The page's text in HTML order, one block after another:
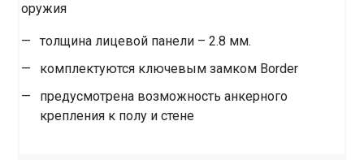
оружия
толщина лицевой панели – 2.8 мм.
комплектуются ключевым замком Border
предусмотрена возможность анкерного
крепления к полу и стене